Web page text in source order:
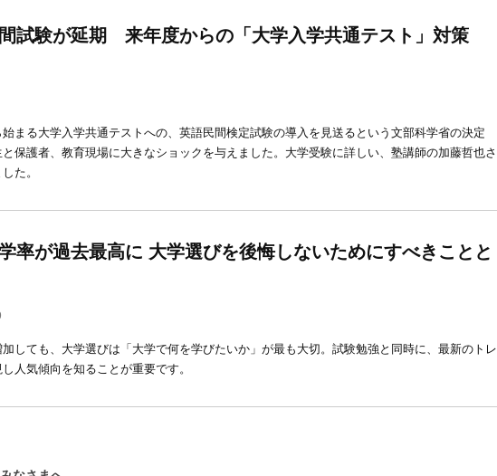
試験が延期 来年度からの「大学入学共通テスト」対策
まる大学入学共通テストへの、英語民間検定試験の導入を見送るという文部科学省の決定
保護者、教育現場に大きなショックを与えました。大学受験に詳しい、塾講師の加藤哲也さ
た。
率が過去最高に 大学選びを後悔しないためにすべきことと
しても、大学選びは「大学で何を学びたいか」が最も大切。試験勉強と同時に、最新のトレ
人気傾向を知ることが重要です。